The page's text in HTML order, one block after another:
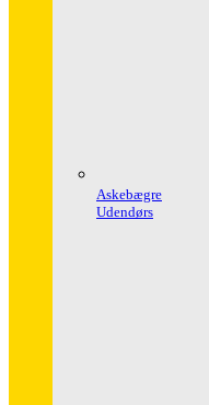
Askebægre
Udendørs